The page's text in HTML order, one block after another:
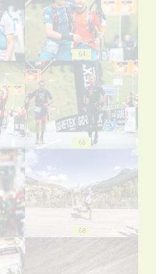
64
66
68